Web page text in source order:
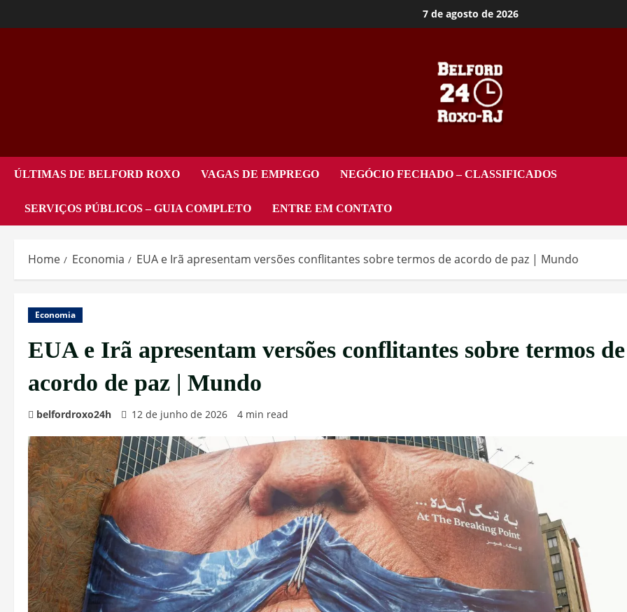
7 de agosto de 2026
ÚLTIMAS DE BELFORD ROXO VAGAS DE EMPREGO NEGÓCIO FECHADO – CLASSIFICADOS
SERVIÇOS PÚBLICOS – GUIA COMPLETO ENTRE EM CONTATO
Home Economia EUA e Irã apresentam versões conflitantes sobre termos de acordo de paz | Mundo
Economia
EUA e Irã apresentam versões conflitantes sobre termos de
acordo de paz | Mundo
belfordroxo24h 12 de junho de 2026 4 min read